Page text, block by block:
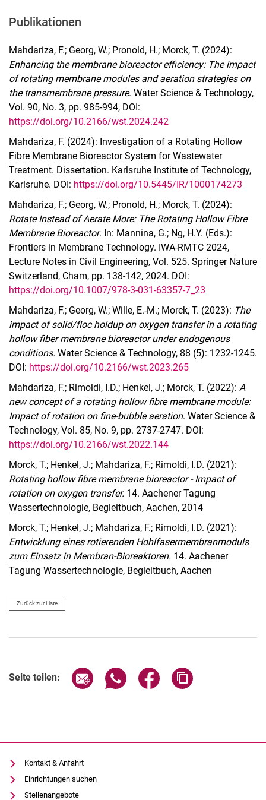
Publikationen
Mahdariza, F.; Georg, W.; Pronold, H.; Morck, T. (2024):
Enhancing the membrane bioreactor efficiency: The impact
of rotating membrane modules and aeration strategies on
the transmembrane pressure. Water Science & Technology,
Vol. 90, No. 3, pp. 985-994, DOI:
https://doi.org/10.2166/wst.2024.242
Mahdariza, F. (2024): Investigation of a Rotating Hollow
Fibre Membrane Bioreactor System for Wastewater
Treatment. Dissertation. Karlsruhe Institute of Technology,
Karlsruhe. DOI: https://doi.org/10.5445/IR/1000174273
Mahdariza, F.; Georg, W.; Pronold, H.; Morck, T. (2024):
Rotate Instead of Aerate More: The Rotating Hollow Fibre
Membrane Bioreactor. In: Mannina, G.; Ng, H.Y. (Eds.):
Frontiers in Membrane Technology. IWA-RMTC 2024,
Lecture Notes in Civil Engineering, Vol. 525. Springer Nature
Switzerland, Cham, pp. 138-142, 2024. DOI:
https://doi.org/10.1007/978-3-031-63357-7_23
Mahdariza, F.; Georg, W.; Wille, E.-M.; Morck, T. (2023): The
impact of solid/floc holdup on oxygen transfer in a rotating
hollow fiber membrane bioreactor under endogenous
conditions. Water Science & Technology, 88 (5): 1232-1245.
DOI: https://doi.org/10.2166/wst.2023.265
Mahdariza, F.; Rimoldi, I.D.; Henkel, J.; Morck, T. (2022): A
new concept of a rotating hollow fibre membrane module:
Impact of rotation on fine-bubble aeration. Water Science &
Technology, Vol. 85, No. 9, pp. 2737-2747. DOI:
https://doi.org/10.2166/wst.2022.144
Morck, T.; Henkel, J.; Mahdariza, F.; Rimoldi, I.D. (2021):
Rotating hollow fibre membrane bioreactor - Impact of
rotation on oxygen transfer. 14. Aachener Tagung
Wassertechnologie, Begleitbuch, Aachen, 2014
Morck, T.; Henkel, J.; Mahdariza, F.; Rimoldi, I.D. (2021):
Entwicklung eines rotierenden Hohlfasermembranmoduls
zum Einsatz in Membran-Bioreaktoren. 14. Aachener
Tagung Wassertechnologie, Begleitbuch, Aachen
Zurück zur Liste
Seite teilen: Seite über E-Mail teilen
Seite über WhatsApp teilen
Seite über Facebook
Kontakt & Anfahrt
Einrichtungen suchen
Stellenangebote